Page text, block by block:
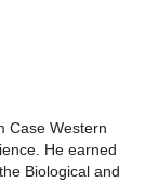
Case Western
He earned
Biological and